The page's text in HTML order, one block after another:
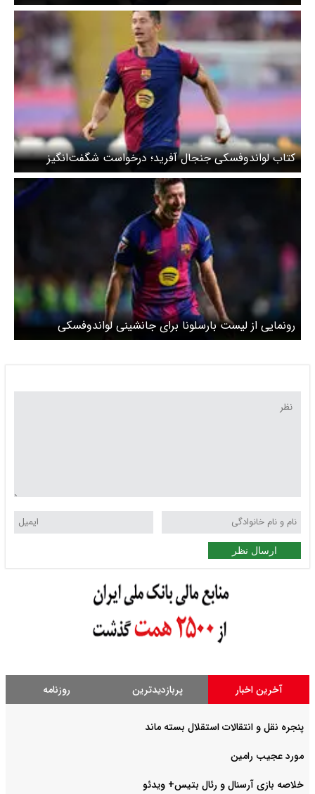
کتاب لواندوفسکی جنجال آفرید؛ درخواست شگفت‌انگیز
بارسلونا از لواندوفسکی!
رونمایی از لیست بارسلونا برای جانشینی لواندوفسکی
ارسال نظر
آخرین اخبار پربازدیدترین روزنامه
پنجره نقل و انتقالات استقلال بسته ماند
مورد عجیب رامین
خلاصه بازی آرسنال و رئال بتیس+ ویدئو